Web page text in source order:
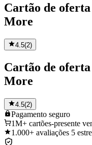
Cartão de
More
4.5(2)
Cartão de
More
4.5(2)
Pagamento seguro
1M+ cartões-presente
1.000+ avaliações 5